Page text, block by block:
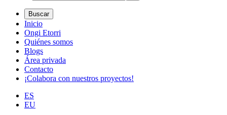
Buscar
Inicio
Ongi Etorri
Quiénes somos
Blogs
Área privada
Contacto
¡Colabora con nuestros proyectos!
ES
EU